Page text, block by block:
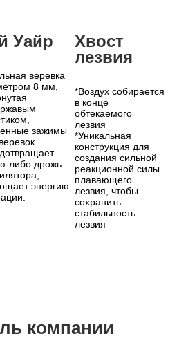
Уайр
веревка
8 мм,
зажимы
либо дрожь
энергию
Хвост
лезвия
*Воздух собирается
в конце
обтекаемого
лезвия
*Уникальная
конструкция для
создания сильной
реакционной силы
плавающего
лезвия, чтобы
сохранить
стабильность
лезвия
компании